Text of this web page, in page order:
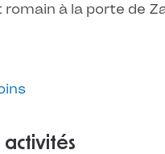
romain à la porte de
activités